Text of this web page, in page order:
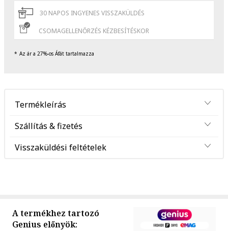
30 NAPOS INGYENES VISSZAKÜLDÉS
CSOMAGELLENŐRZÉS KÉZBESÍTÉSKOR
Az ár a 27%-os Áfát tartalmazza
Termékleírás
Szállítás & fizetés
Visszaküldési feltételek
A termékhez tartozó
Genius előnyök: